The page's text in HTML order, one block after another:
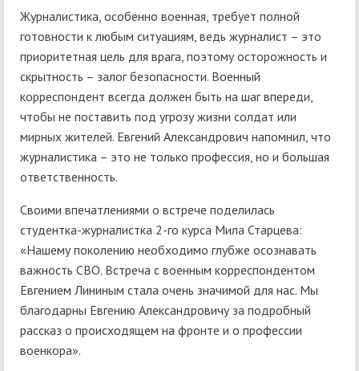
Журналистика, особенно военная, требует полной
готовности к любым ситуациям, ведь журналист – это
приоритетная цель для врага, поэтому осторожность и
скрытность – залог безопасности. Военный
корреспондент всегда должен быть на шаг впереди,
чтобы не поставить под угрозу жизни солдат или
мирных жителей. Евгений Александрович напомнил, что
журналистика – это не только профессия, но и большая
ответственность.
Своими впечатлениями о встрече поделилась
студентка-журналистка 2-го курса Мила Старцева:
«Нашему поколению необходимо глубже осознавать
важность СВО. Встреча с военным корреспондентом
Евгением Лининым стала очень значимой для нас. Мы
благодарны Евгению Александровичу за подробный
рассказ о происходящем на фронте и о профессии
военкора».